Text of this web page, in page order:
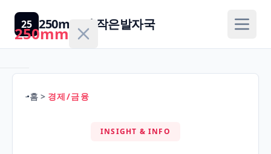
250mm
홈
25 250mm의 작은발자국
홈 > 경제/금융
INSIGHT & INFO